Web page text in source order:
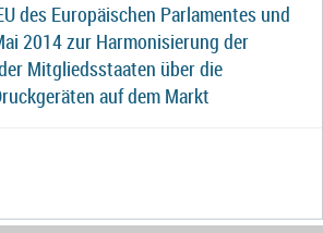
des Europäischen Parlamentes und
2014 zur Harmonisierung der
Mitgliedsstaaten über die
auf dem Markt